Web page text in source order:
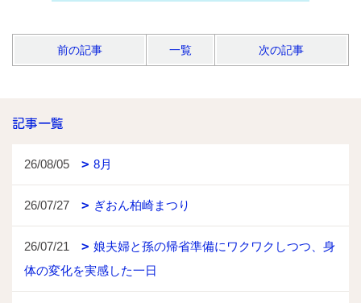
前の記事 一覧 次の記事
記事一覧
26/08/05 8月
26/07/27 ぎおん柏崎まつり
26/07/21
娘夫婦と孫の帰省準備にワクワクしつつ、身
体の変化を実感した一日